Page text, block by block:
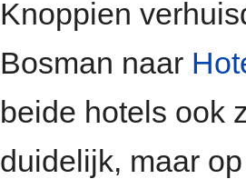
Knoppien
Bosman naar
beide hotels ook
duidelijk, maar